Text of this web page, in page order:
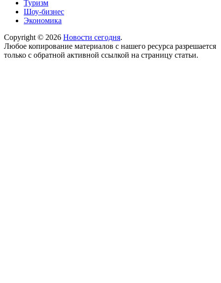
Туризм
Шоу-бизнес
Экономика
Copyright © 2026 Новости сегодня.
Любое копирование материалов с нашего ресурса разрешается
только с обратной активной ссылкой на страницу статьи.